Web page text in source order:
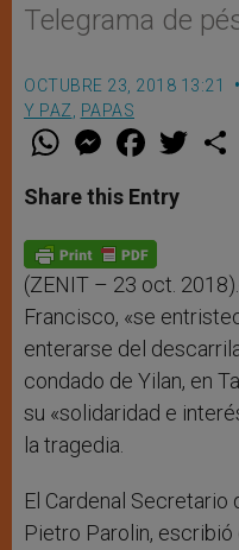
Telegrama de
OCTUBRE 23, 2018 13:21
Y PAZ
PAPAS
W
t
s
p
p
M
e
s
e
g
e
F
a
e
b
o
k
w
Share this Entry
(ZENIT – 23 oct.
Francisco, «se
enterarse del
condado de Yilan, en
su «solidaridad e
la tragedia.
El Cardenal Secretario
Pietro Parolin,